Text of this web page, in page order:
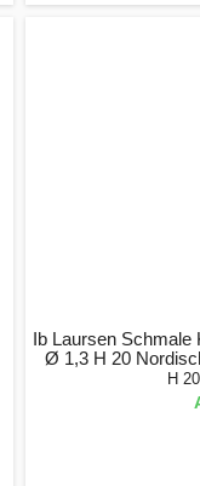
Ib Laursen Schmale
Ø 1,3 H 20
H